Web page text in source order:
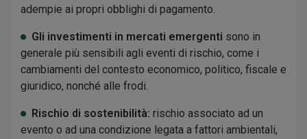
adempie ai propri obblighi di pagamento.
Gli investimenti in mercati emergenti sono in
generale più sensibili agli eventi di rischio, come i
cambiamenti del contesto economico, politico, fiscale e
giuridico, nonché alle frodi.
Rischio di sostenibilità: rischio associato ad un
evento o ad una condizione legata a fattori ambientali,